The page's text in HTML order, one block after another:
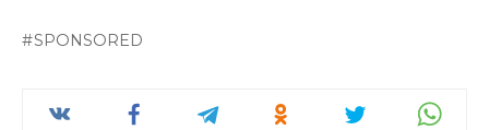
SPONSORED